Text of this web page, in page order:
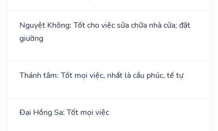
Nguyệt Không: Tốt cho việc sửa chữa nhà cửa; đặt
giường
Thánh tâm: Tốt mọi việc, nhất là cầu phúc, tế tự
Đại Hồng Sa: Tốt mọi việc